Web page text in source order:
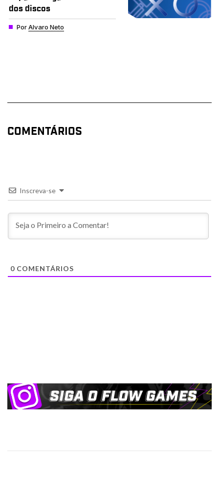
dos discos
PorAlvaro Neto
COMENTÁRIOS
Inscreva-se
0 COMENTÁRIOS